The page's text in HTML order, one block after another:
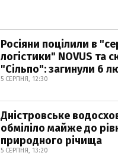
Росіяни поцілили в
логістики" NOVUS та
"Сільпо": загинули 6
5 СЕРПНЯ, 12:30
Дністровське
обміліло майже до
природного річища
5 СЕРПНЯ, 13:20